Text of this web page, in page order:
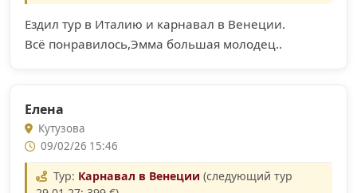
Ездил тур в Италию и карнавал в Венеции.
Всё понравилось,Эмма большая молодец..
Елена
Кутузова
09/02/26 15:46
Тур: Карнавал в Венеции (следующий тур